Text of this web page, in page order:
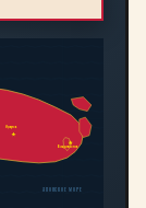
Иркутск
Владивосток
ЯПОНСКОЕ МОРЕ